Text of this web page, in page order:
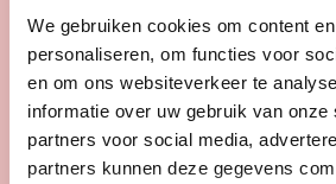
We gebruiken cookies om content
personaliseren, om functies voor
en om ons websiteverkeer te
informatie over uw gebruik van onze
partners voor social media,
partners kunnen deze gegevens
Controller Vastgoed en ICT
Heerenveen
32 - 36 uur | Voltijds, Onbepaalde